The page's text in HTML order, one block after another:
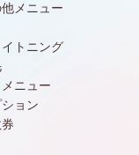
メニュー
トニング
ニュー
ョン